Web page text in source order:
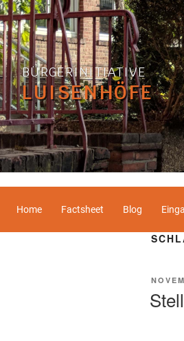
BÜRGERINITIATIVE
LUISENHÖFE
Home Factsheet Blog